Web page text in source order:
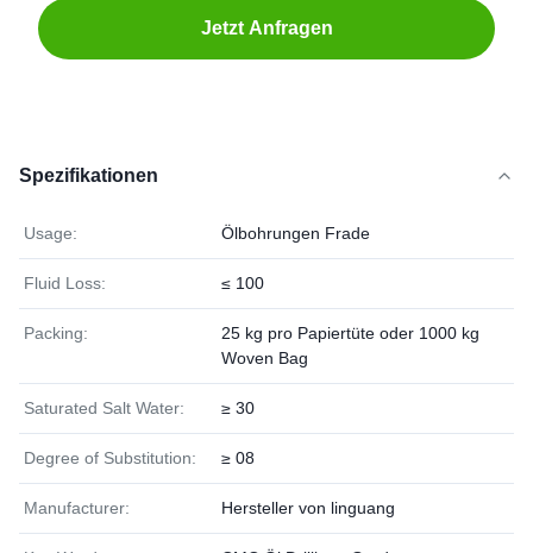
Jetzt Anfragen
Spezifikationen
Usage: Ölbohrungen Frade
Fluid Loss: ≤ 100
Packing:
25 kg pro Papiertüte oder 1000 kg
Woven Bag
Saturated Salt Water: ≥ 30
Degree of Substitution: ≥ 08
Manufacturer: Hersteller von linguang